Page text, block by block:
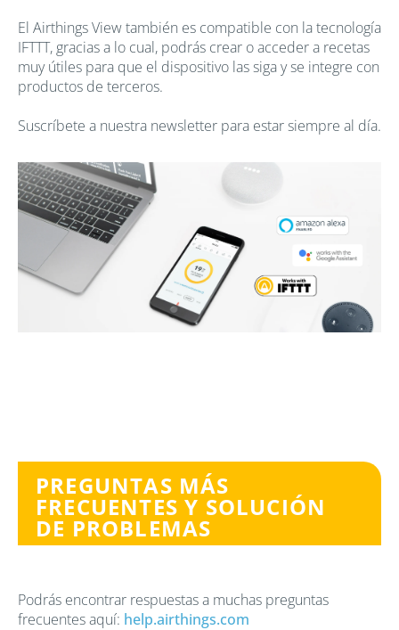
El Airthings View también es compatible con la tecnología
IFTTT, gracias a lo cual, podrás crear o acceder a recetas
muy útiles para que el dispositivo las siga y se integre con
productos de terceros.
Suscríbete a nuestra newsletter para estar siempre al día.
PREGUNTAS MÁS
FRECUENTES Y SOLUCIÓN
DE PROBLEMAS
Podrás encontrar respuestas a muchas preguntas
frecuentes aquí: help.airthings.com